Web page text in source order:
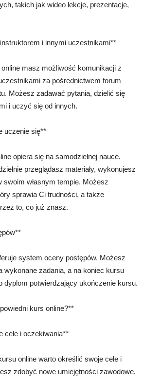
takich jak wideo lekcje, prezentacje,
i innymi uczestnikami**
masz możliwość komunikacji z
za pośrednictwem forum
Możesz zadawać pytania, dzielić się
i uczyć się od innych.
uczenie się**
opiera się na samodzielnej nauce.
przeglądasz materiały, wykonujesz
swoim własnym tempie. Możesz
sprawia Ci trudności, a także
to, co już znasz.
system oceny postępów. Możesz
wykonane zadania, a na koniec kursu
dyplom potwierdzający ukończenie kursu.
kurs online?**
cele i oczekiwania**
online warto określić swoje cele i
zdobyć nowe umiejętności zawodowe,